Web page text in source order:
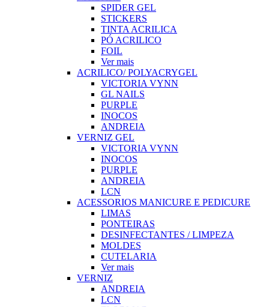
SPIDER GEL
STICKERS
TINTA ACRILICA
PÓ ACRILICO
FOIL
Ver mais
ACRILICO/ POLYACRYGEL
VICTORIA VYNN
GL NAILS
PURPLE
INOCOS
ANDREIA
VERNIZ GEL
VICTORIA VYNN
INOCOS
PURPLE
ANDREIA
LCN
ACESSORIOS MANICURE E PEDICURE
LIMAS
PONTEIRAS
DESINFECTANTES / LIMPEZA
MOLDES
CUTELARIA
Ver mais
VERNIZ
ANDREIA
LCN